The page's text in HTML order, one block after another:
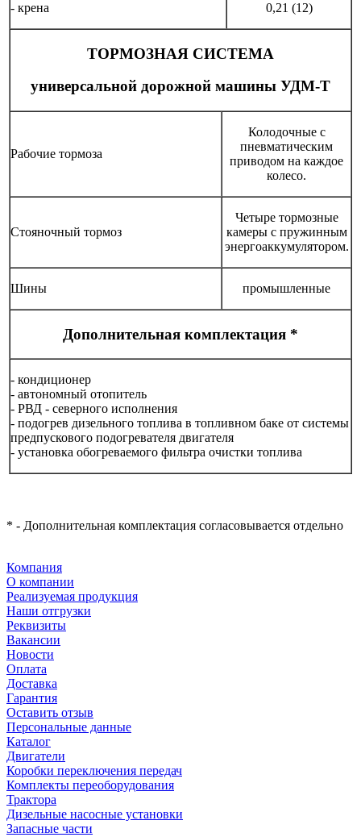
- крена 0,21 (12)
ТОРМОЗНАЯ СИСТЕМА
универсальной дорожной машины УДМ-Т
Рабочие тормоза
Колодочные с
пневматическим
приводом на каждое
колесо.
Стояночный тормоз
Четыре тормозные
камеры с пружинным
энергоаккумулятором.
Шины промышленные
Дополнительная комплектация *
- кондиционер
- автономный отопитель
- РВД - северного исполнения
- подогрев дизельного топлива в топливном баке от системы
предпускового подогревателя двигателя
- установка обогреваемого фильтра очистки топлива
* - Дополнительная комплектация согласовывается отдельно
Компания
О компании
Реализуемая продукция
Наши отгрузки
Реквизиты
Вакансии
Новости
Оплата
Доставка
Гарантия
Оставить отзыв
Персональные данные
Каталог
Двигатели
Коробки переключения передач
Комплекты переоборудования
Трактора
Дизельные насосные установки
Запасные части